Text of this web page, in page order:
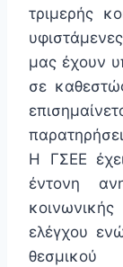
τριμερής
μας έχουν
σε
Η ΓΣΕΕ
έντονη
ελέγχου
θεσμικού